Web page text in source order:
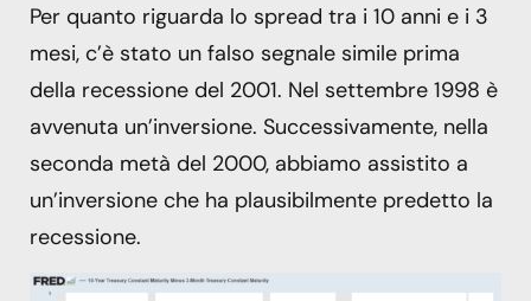
Per quanto riguarda lo spread tra i 10 anni e i 3
mesi, c’è stato un falso segnale simile prima
della recessione del 2001. Nel settembre 1998 è
avvenuta un’inversione. Successivamente, nella
seconda metà del 2000, abbiamo assistito a
un’inversione che ha plausibilmente predetto la
recessione.